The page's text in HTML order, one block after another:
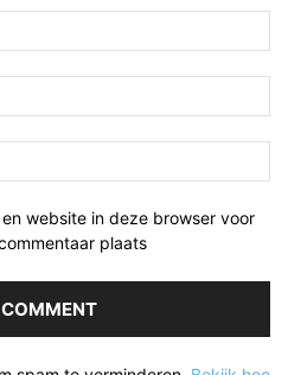
website in deze browser voor
plaats